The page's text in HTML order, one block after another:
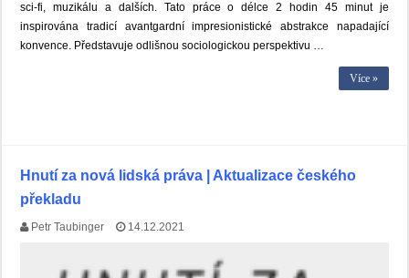
sci-fi, muzikálu a dalších. Tato práce o délce 2 hodin 45 minut je
inspirována tradicí avantgardní impresionistické abstrakce napadající
konvence. Představuje odlišnou sociologickou perspektivu …
Více »
Hnutí za nová lidská práva | Aktualizace českého
překladu
Petr Taubinger 14.12.2021